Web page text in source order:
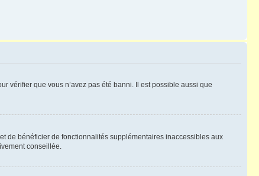
vérifier que vous n’avez pas été banni. Il est possible aussi que
de bénéficier de fonctionnalités supplémentaires inaccessibles aux
conseillée.